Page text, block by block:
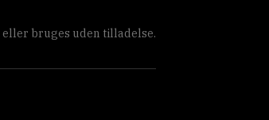
bruges uden tilladelse.